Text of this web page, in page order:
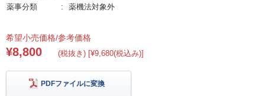
薬事分類
薬機法対象外
希望小売価格/参考価格
¥8,800 (税抜き) [¥9,680(税込み)]
PDFファイルに変換